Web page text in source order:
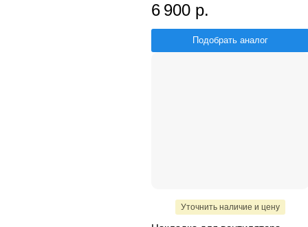
6 900 р.
Подобрать аналог
Уточнить наличие и цену